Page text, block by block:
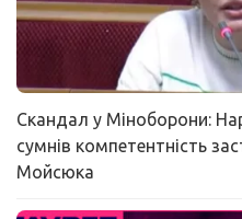
Скандал у Міноборони:
сумнів компетентність
Мойсюка